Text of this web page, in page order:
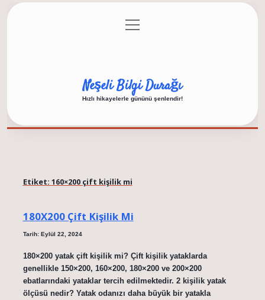
Gizlilik Politikası
menüyü
aç
Neşeli Bilgi Durağı
Hızlı hikayelerle gününü şenlendir!
Etiket: 160×200 çift kişilik mi
180X200 Çift Kişilik Mi
Tarih: Eylül 22, 2024
180×200 yatak çift kişilik mi? Çift kişilik yataklarda
genellikle 150×200, 160×200, 180×200 ve 200×200
ebatlarındaki yataklar tercih edilmektedir. 2 kişilik yatak
ölçüsü nedir? Yatak odanızı daha büyük bir yatakla